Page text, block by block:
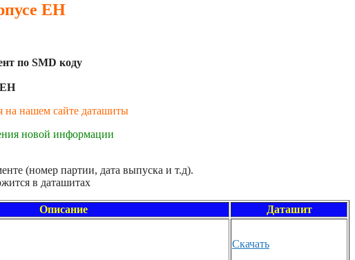
EH
по SMD коду
EH
на нашем сайте даташиты
новой информации
(номер партии, дата выпуска и т.д).
в даташитах
Описание Даташит
Скачать